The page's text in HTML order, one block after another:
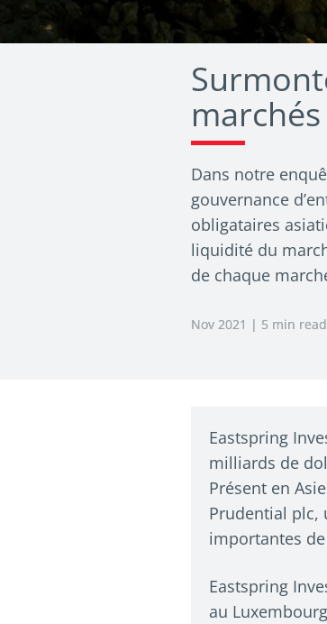
Dans notre
gouvernance
obligataires
liquidité du
de chaque
Nov 2021 | 5 min read
Eastspring
milliards de
Présent en
Prudential plc,
importantes
Eastspring
au